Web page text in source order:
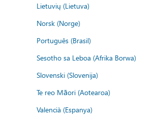
Lietuvių (Lietuva)
Norsk (Norge)
Português (Brasil)
Sesotho sa Leboa (Afrika Borwa)
Slovenski (Slovenija)
Te reo Māori (Aotearoa)
Valencià (Espanya)